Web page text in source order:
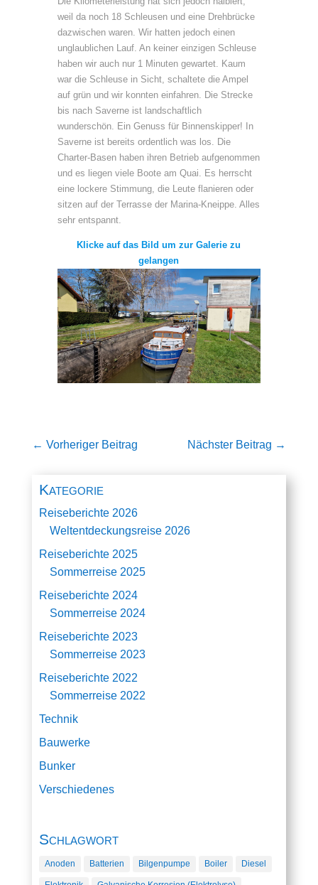
weil da noch 18 Schleusen und eine Drehbrücke
dazwischen waren. Wir hatten jedoch einen
unglaublichen Lauf. An keiner einzigen Schleuse
haben wir auch nur 1 Minuten gewartet. Kaum
war die Schleuse in Sicht, schaltete die Ampel
auf grün und wir konnten einfahren. Die Strecke
bis nach Saverne ist landschaftlich
wunderschön. Ein Genuss für Binnenskipper! In
Saverne ist bereits ordentlich was los. Die
Charter-Basen haben ihren Betrieb aufgenommen
und es liegen viele Boote am Quai. Es herrscht
eine lockere Stimmung, die Leute flanieren oder
sitzen auf der Terrasse der Marina-Kneippe. Alles
sehr entspannt.
Klicke auf das Bild um zur Galerie zu
gelangen
← Vorheriger Beitrag Nächster Beitrag →
Kategorie
Reiseberichte 2026
Weltentdeckungsreise 2026
Reiseberichte 2025
Sommerreise 2025
Reiseberichte 2024
Sommerreise 2024
Reiseberichte 2023
Sommerreise 2023
Reiseberichte 2022
Sommerreise 2022
Technik
Bauwerke
Bunker
Verschiedenes
Schlagwort
Anoden Batterien Bilgenpumpe Boiler Diesel